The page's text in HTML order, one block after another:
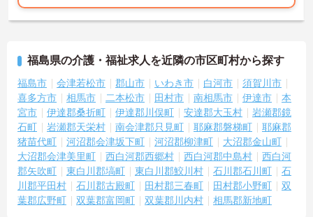
福島県の介護・福祉求人を近隣の市区町村から探す
福島市 会津若松市 郡山市 いわき市 白河市
須賀川市
喜多方市
相馬市 二本松市 田村市 南相馬市 伊達市
本
宮市
伊達郡桑折町 伊達郡川俣町 安達郡大玉村
岩瀬郡鏡
石町
岩瀬郡天栄村 南会津郡只見町 耶麻郡磐梯町
耶麻郡
猪苗代町
河沼郡会津坂下町 河沼郡柳津町
大沼郡金山町
大沼郡会津美里町
西白河郡西郷村 西白河郡中島村
西白河
郡矢吹町
東白川郡塙町 東白川郡鮫川村 石川郡石川町
石
川郡平田村
石川郡古殿町 田村郡三春町 田村郡小野町
双
葉郡広野町
双葉郡富岡町 双葉郡川内村 相馬郡新地町